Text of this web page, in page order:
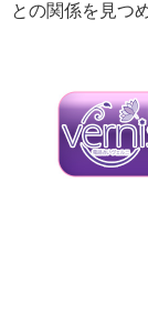
との関係を見つ